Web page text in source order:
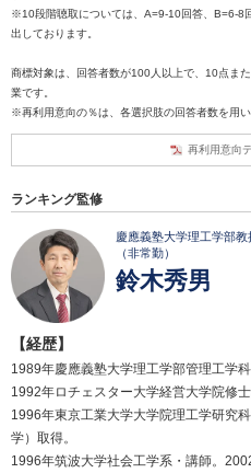
※10段階聴取については、A=9-10回答、B=6-8
出しております。
商標対象は、回答者数が100人以上で、10点ま
業です。
※再利用意向の％は、各選択肢の回答者数を用い
再利用意向
ランキング監修
慶應義塾大学理工学部
（非常勤）
鈴木秀男
【経歴】
1989年慶應義塾大学理工学部管理工学科
1992年ロチェスター大学経営大学院修士
1996年東京工業大学大学院理工学研究
学）取得。
1996年筑波大学社会工学系・講師。